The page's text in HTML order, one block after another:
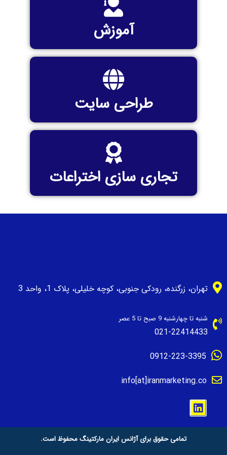
آموزش
طراحی سایت
تجاری سازی اختراعات
تهران، زرگنده، رودکی جنوبی، کوچه خلیلی، پلاک 1، واحد 3
شنبه تا چهارشنبه 9 صبح تا 5 عصر
021-22414433
0912-223-3395
info[at]iranmarketing.co
تمامی حقوق برای آژانس ایران مارکتینگ محفوظ است.